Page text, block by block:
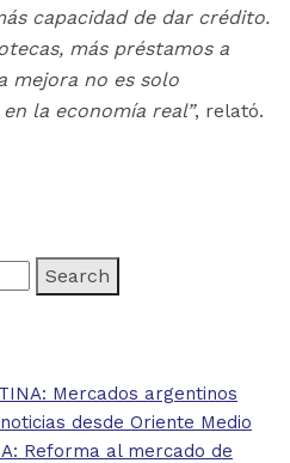
capacidad de dar crédito.
más préstamos a
mejora no es solo
la economía real”, relató.
Mercados argentinos
desde Oriente Medio
Reforma al mercado de